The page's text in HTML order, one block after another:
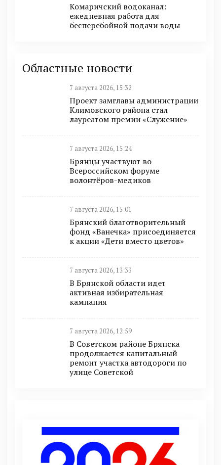
Комаричский водоканал:
ежедневная работа для
бесперебойной подачи воды
Областные новости
7 августа 2026, 15:32
Проект замглавы администрации
Климовского района стал
лауреатом премии «Служение»
7 августа 2026, 15:24
Брянцы участвуют во
Всероссийском форуме
волонтёров-медиков
7 августа 2026, 15:01
Брянский благотворительный
фонд «Ванечка» присоединяется
к акции «Дети вместо цветов»
7 августа 2026, 13:33
В Брянской области идет
активная избирательная
кампания
7 августа 2026, 12:59
В Советском районе Брянска
продолжается капитальный
ремонт участка автодороги по
улице Советской